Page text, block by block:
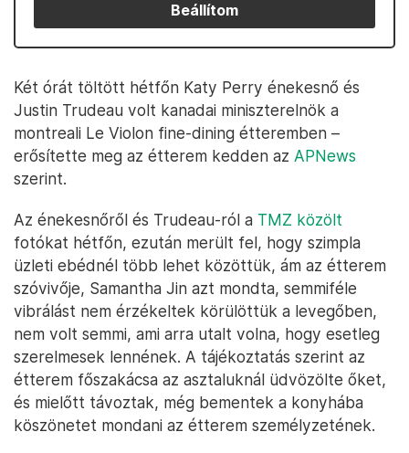
Beállítom
Két órát töltött hétfőn Katy Perry énekesnő és
Justin Trudeau volt kanadai miniszterelnök a
montreali Le Violon fine-dining étteremben –
erősítette meg az étterem kedden az APNews
szerint.
Az énekesnőről és Trudeau-ról a TMZ közölt
fotókat hétfőn, ezután merült fel, hogy szimpla
üzleti ebédnél több lehet közöttük, ám az étterem
szóvivője, Samantha Jin azt mondta, semmiféle
vibrálást nem érzékeltek körülöttük a levegőben,
nem volt semmi, ami arra utalt volna, hogy esetleg
szerelmesek lennének. A tájékoztatás szerint az
étterem főszakácsa az asztaluknál üdvözölte őket,
és mielőtt távoztak, még bementek a konyhába
köszönetet mondani az étterem személyzetének.